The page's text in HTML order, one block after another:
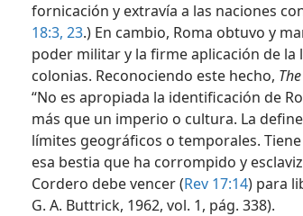
fornicación y extravía a las naciones
18:3, 23.) En cambio, Roma obtuvo y
poder militar y la firme aplicación de la
colonias. Reconociendo este hecho,
“No es apropiada la identificación de
más que un imperio o cultura. La
límites geográficos o temporales.
esa bestia que ha corrompido y
Cordero debe vencer (Rev 17:14) para
G. A. Buttrick, 1962, vol. 1, pág. 338).